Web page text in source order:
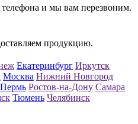
и мы вам перезвоним.
продукцию.
Екатеринбург Иркутск
Москва Нижний Новгород
Пермь Ростов-на-Дону Самара
Тюмень Челябинск